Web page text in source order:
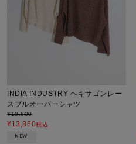
INDIA INDUSTRY ヘキサゴンレー
スプルオーバーシャツ
¥19,800
¥13,860税込
NEW